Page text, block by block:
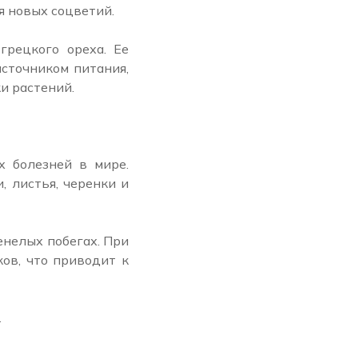
новых соцветий.
ореха. Ее
питания,
растений.
болезней в мире.
листья, черенки и
побегах. При
что приводит к